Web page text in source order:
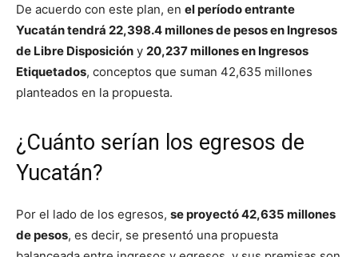
De acuerdo con este plan, en el período entrante
Yucatán tendrá 22,398.4 millones de pesos en Ingresos
de Libre Disposición y 20,237 millones en Ingresos
Etiquetados, conceptos que suman 42,635 millones
planteados en la propuesta.
¿Cuánto serían los egresos de
Yucatán?
Por el lado de los egresos, se proyectó 42,635 millones
de pesos, es decir, se presentó una propuesta